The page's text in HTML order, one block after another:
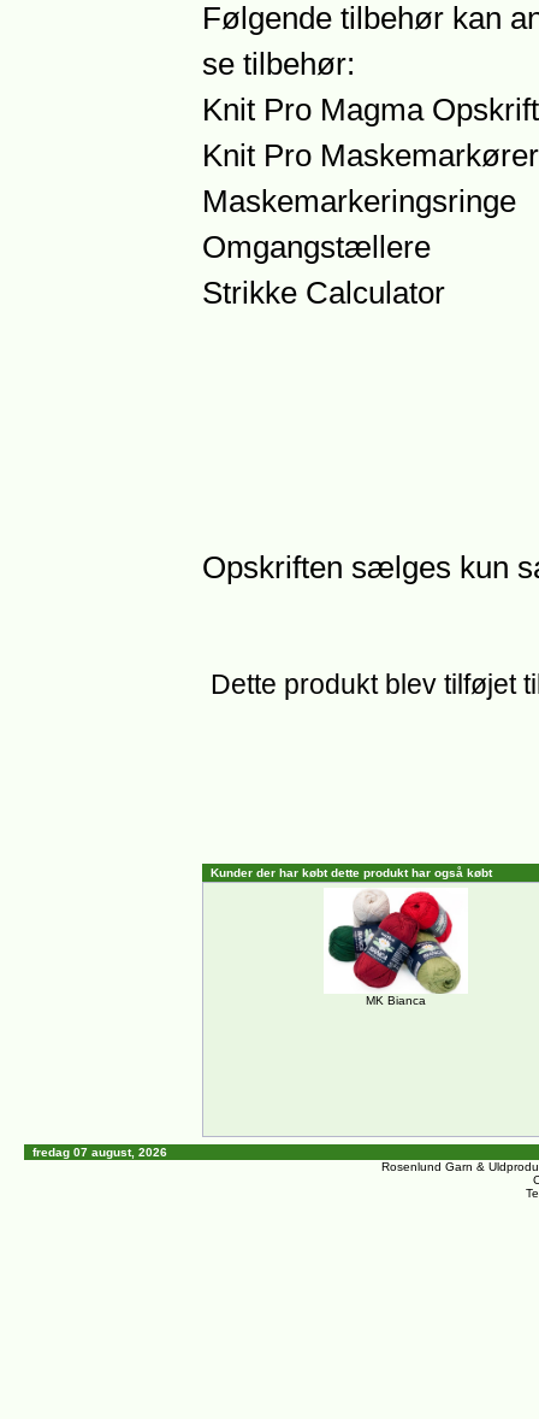
Følgende tilbehør kan
se tilbehør:
Knit Pro Magma
Knit Pro Maskemarkører
Maskemarkeringsringe
Omgangstællere
Strikke Calculator
Opskriften sælges kun
Dette produkt blev tilføjet
Kunder der har købt dette produkt har også købt
MK Bianca
fredag 07 august, 2026
Rosenlund Garn &